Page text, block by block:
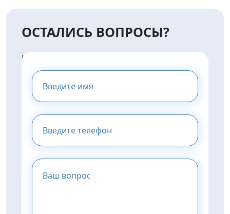
ОСТАЛИСЬ ВОПРОСЫ?
НАПИШИТЕ НАМ И МЫ
ПРЕДОСТАВИМ ВАМ
КОНСУЛЬТАЦИЮ